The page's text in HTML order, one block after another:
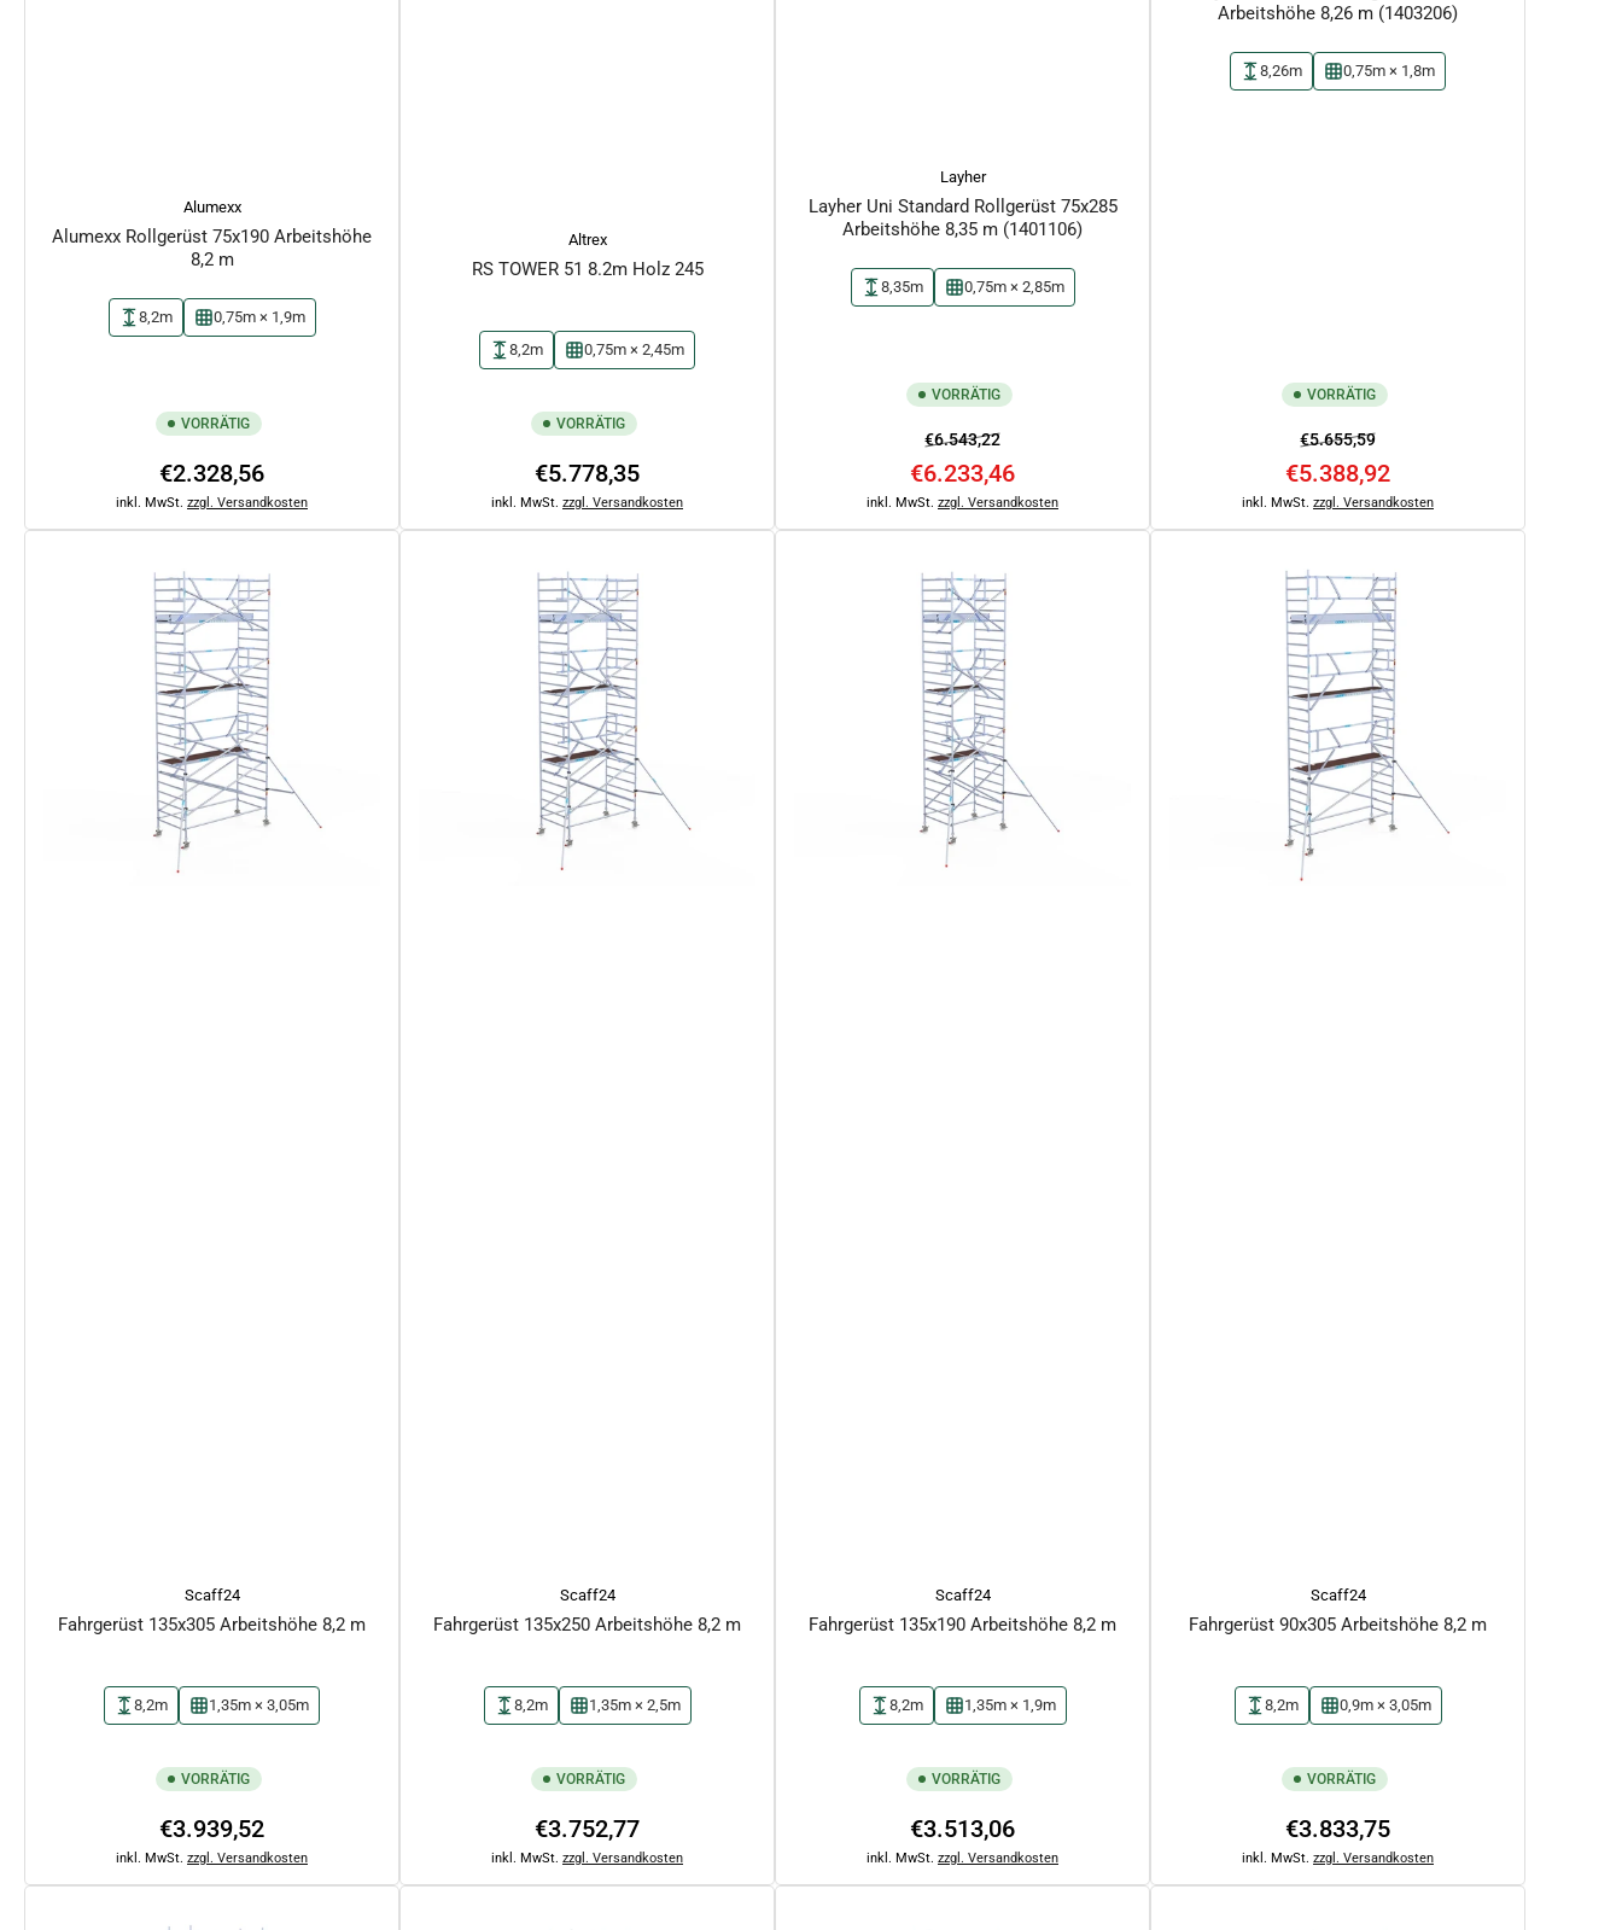
Alumexx
Alumexx Rollgerüst 75x190 Arbeitshöhe
8,2 m
8,2m 0,75m × 1,9m
VORRÄTIG
Normaler
Preis
€2.328,56
inkl. MwSt. zzgl. Versandkosten
Altrex
RS TOWER 51 8.2m Holz 245
8,2m 0,75m × 2,45m
VORRÄTIG
Normaler
Preis
€5.778,35
inkl. MwSt. zzgl. Versandkosten
Layher
Layher Uni Standard Rollgerüst 75x285
Arbeitshöhe 8,35 m (1401106)
8,35m 0,75m × 2,85m
VORRÄTIG
Normaler
Preis
€6.543,22Ausverkaufspreis
€6.233,46
inkl. MwSt. zzgl. Versandkosten
Arbeitshöhe 8,26 m (1403206)
8,26m 0,75m × 1,8m
VORRÄTIG
Normaler
Preis
€5.655,59Ausverkaufspreis
€5.388,92
inkl. MwSt. zzgl. Versandkosten
Scaff24
Fahrgerüst 135x305 Arbeitshöhe 8,2 m
8,2m 1,35m × 3,05m
VORRÄTIG
Normaler
Preis
€3.939,52
inkl. MwSt. zzgl. Versandkosten
Scaff24
Fahrgerüst 135x250 Arbeitshöhe 8,2 m
8,2m 1,35m × 2,5m
VORRÄTIG
Normaler
Preis
€3.752,77
inkl. MwSt. zzgl. Versandkosten
Scaff24
Fahrgerüst 135x190 Arbeitshöhe 8,2 m
8,2m 1,35m × 1,9m
VORRÄTIG
Normaler
Preis
€3.513,06
inkl. MwSt. zzgl. Versandkosten
Scaff24
Fahrgerüst 90x305 Arbeitshöhe 8,2 m
8,2m 0,9m × 3,05m
VORRÄTIG
Normaler
Preis
€3.833,75
inkl. MwSt. zzgl. Versandkosten